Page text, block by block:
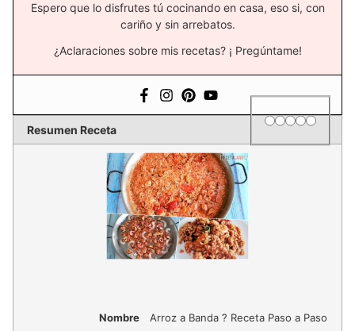
Espero que lo disfrutes tú cocinando en casa, eso si, con
cariño y sin arrebatos.
¿Aclaraciones sobre mis recetas? ¡ Pregúntame!
Resumen Receta
Rating
1 star
2 stars
3 stars
4 stars
5
Nombre
Arroz a Banda ? Receta Paso a Paso